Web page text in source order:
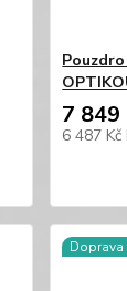
7 849
6 487 Kč
Doprava